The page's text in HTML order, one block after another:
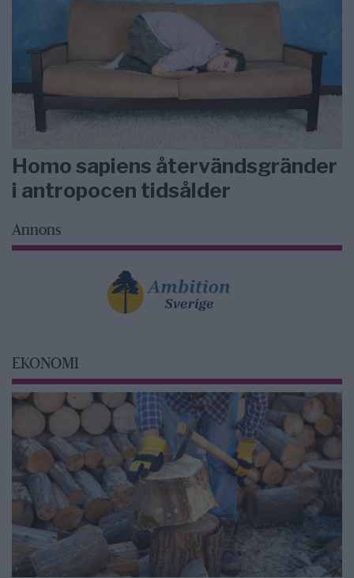
Homo sapiens återvändsgränder
i antropocen tidsålder
Annons
EKONOMI